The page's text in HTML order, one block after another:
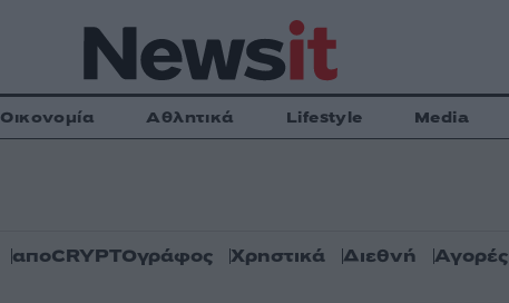
Οικονομία Αθλητικά Lifestyle Media
αποCRYPTOγράφος Χρηστικά Διεθνή Αγορές